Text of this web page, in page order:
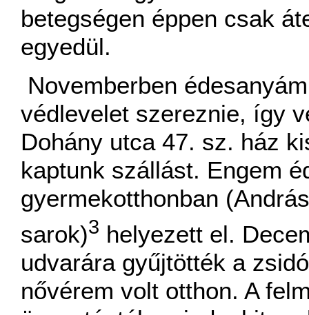
betegségen éppen csak
egyedül.
Novemberben
védlevelet szereznie, így
Dohány utca 47. sz. ház
kaptunk szállást. Engem
gyermekotthonban
sarok)3 helyezett el.
udvarára gyűjtötték a
nővérem volt otthon. A